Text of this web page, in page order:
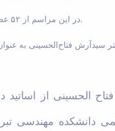
در این مراسم از ۵۲ عضو هیئت علمی در رشته‌های مختلف دانشگاه‌های سراسر کشور تقدیر شد.
الحسینی از
دانشکده مهندسی